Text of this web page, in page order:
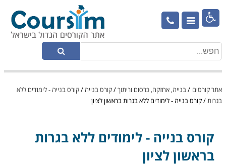

אתר קורסים /בנייה, אחזקה, כרסום וריתוך/קורס בנייה /קורס בנייה - לימודים ללא
בגרות/קורס בנייה - לימודים ללא בגרות בראשון לציון
קורס בנייה - לימודים ללא בגרות
בראשון לציון